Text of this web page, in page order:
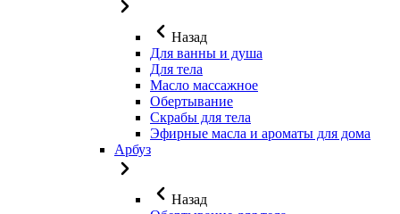
Назад
Для ванны и душа
Для тела
Масло массажное
Обертывание
Скрабы для тела
Эфирные масла и ароматы для дома
Арбуз
Назад